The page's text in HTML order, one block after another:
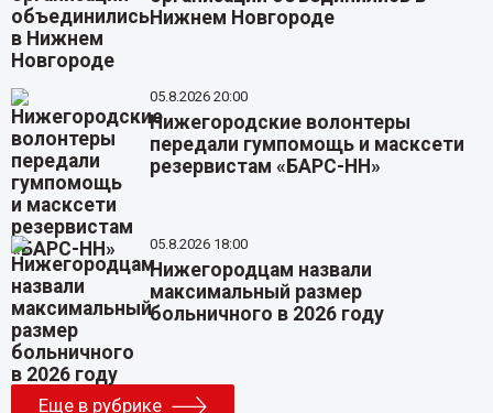
Нижнем Новгороде
05.8.2026 20:00
Нижегородские волонтеры
передали гумпомощь и масксети
резервистам «БАРС-НН»
05.8.2026 18:00
Нижегородцам назвали
максимальный размер
больничного в 2026 году
Еще в рубрике